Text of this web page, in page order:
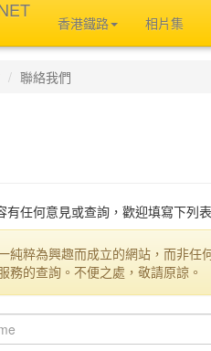
香港鐵路 相片集
聯絡我們
任何意見或查詢，歡迎填寫下列
純粹為興趣而成立的網站，而非
務的查詢。不便之處，敬請原諒。